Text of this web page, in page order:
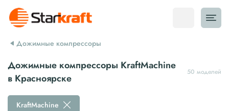
Дожимные компрессоры
Дожимные компрессоры KraftMachine
в Красноярске
50 моделей
KraftMachine